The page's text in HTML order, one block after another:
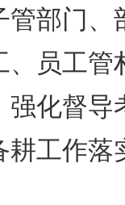
管部门、
、员工管
强化督导
耕工作落